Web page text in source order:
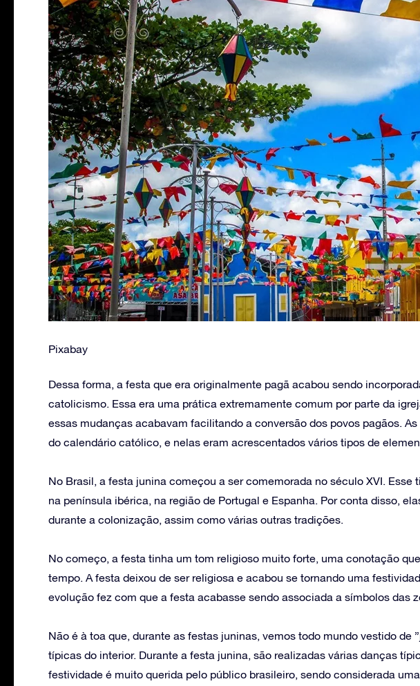
Pixabay
Dessa forma, a festa que era originalmente pagã acabou sendo
catolicismo. Essa era uma prática extremamente comum por parte da
essas mudanças acabavam facilitando a conversão dos povos pagãos.
do calendário católico, e nelas eram acrescentados vários tipos de
No Brasil, a festa junina começou a ser comemorada no século XVI. Esse
na península ibérica, na região de Portugal e Espanha. Por conta disso,
durante a colonização, assim como várias outras tradições.
No começo, a festa tinha um tom religioso muito forte, uma conotação
tempo. A festa deixou de ser religiosa e acabou se tornando uma
evolução fez com que a festa acabasse sendo associada a símbolos das
Não é à toa que, durante as festas juninas, vemos todo mundo vestido de
típicas do interior. Durante a festa junina, são realizadas várias danças
festividade é muito querida pelo público brasileiro, sendo considerada